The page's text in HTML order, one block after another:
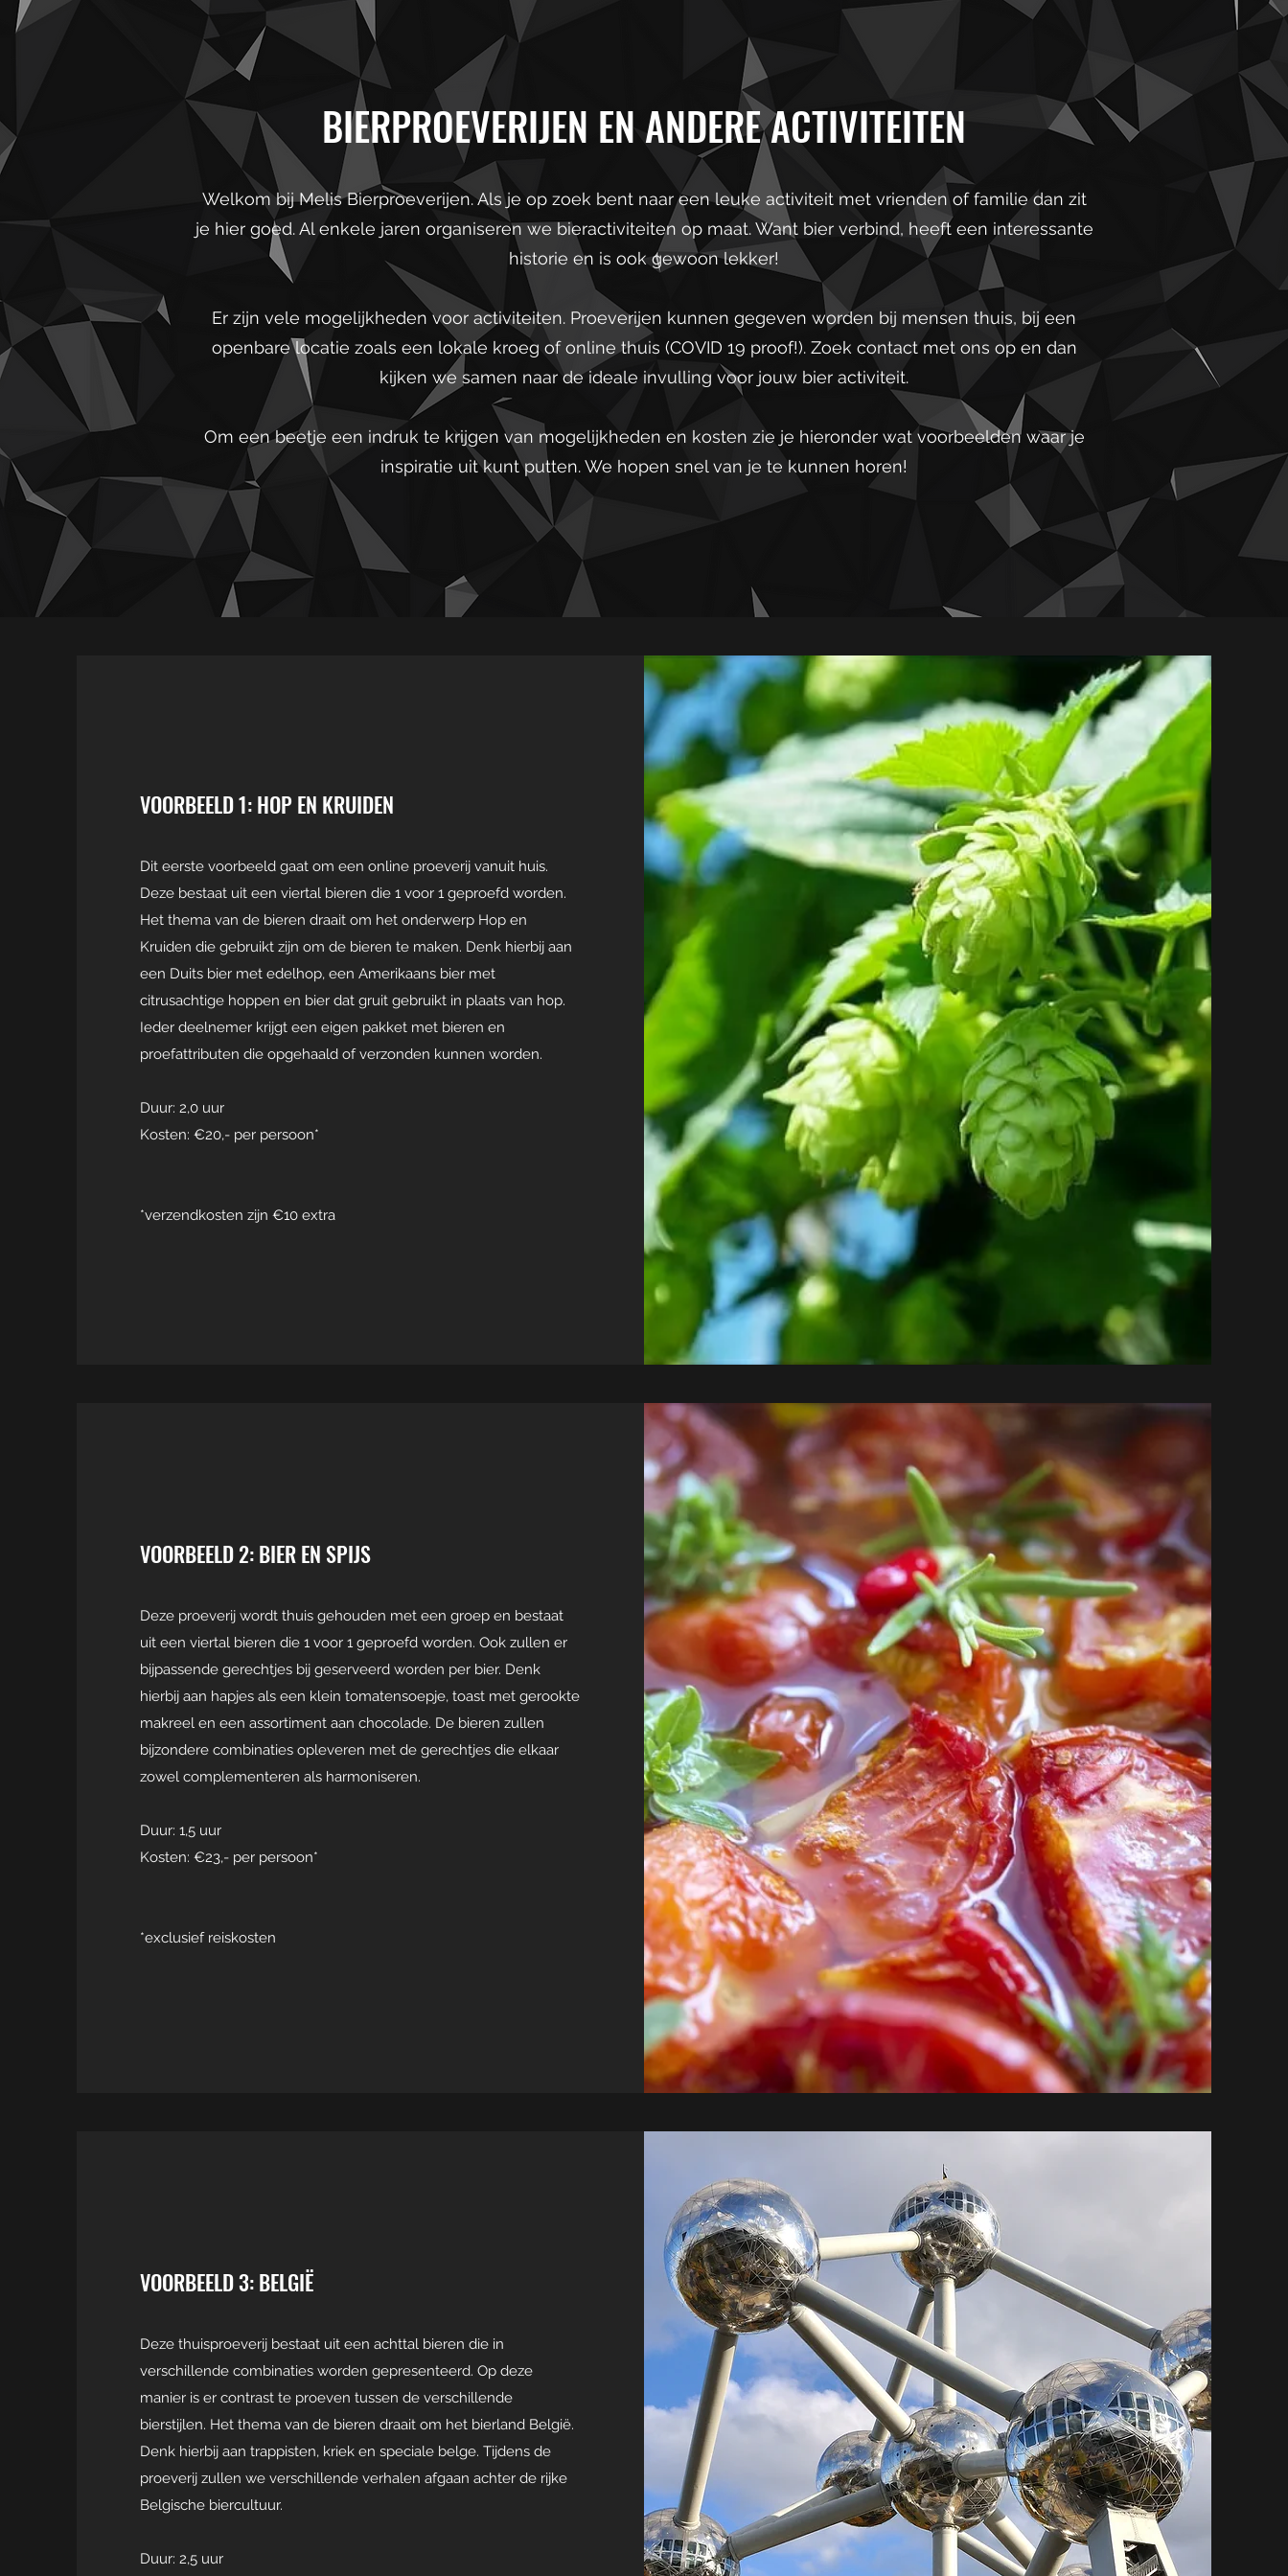
BIERPROEVERIJEN EN ANDERE ACTIVITEITEN
Welkom bij Melis Bierproeverijen. Als je op zoek bent naar een leuke activiteit met vrienden of familie dan zit
je hier goed. Al enkele jaren organiseren we bieractiviteiten op maat. Want bier verbind, heeft een interessante
historie en is ook gewoon lekker!
Er zijn vele mogelijkheden voor activiteiten. Proeverijen kunnen gegeven worden bij mensen thuis, bij een
openbare locatie zoals een lokale kroeg of online thuis (COVID 19 proof!). Zoek contact met ons op en dan
kijken we samen naar de ideale invulling voor jouw bier activiteit.
Om een beetje een indruk te krijgen van mogelijkheden en kosten zie je hieronder wat voorbeelden waar je
inspiratie uit kunt putten. We hopen snel van je te kunnen horen!
VOORBEELD 1: HOP EN KRUIDEN
Dit eerste voorbeeld gaat om een online proeverij vanuit huis.
Deze bestaat uit een viertal bieren die 1 voor 1 geproefd worden.
Het thema van de bieren draait om het onderwerp Hop en
Kruiden die gebruikt zijn om de bieren te maken. Denk hierbij aan
een Duits bier met edelhop, een Amerikaans bier met
citrusachtige hoppen en bier dat gruit gebruikt in plaats van hop.
Ieder deelnemer krijgt een eigen pakket met bieren en
proefattributen die opgehaald of verzonden kunnen worden.
Duur: 2,0 uur
Kosten: €20,- per persoon*
*verzendkosten zijn €10 extra
VOORBEELD 2: BIER EN SPIJS
Deze proeverij wordt thuis gehouden met een groep en bestaat
uit een viertal bieren die 1 voor 1 geproefd worden. Ook zullen er
bijpassende gerechtjes bij geserveerd worden per bier. Denk
hierbij aan hapjes als een klein tomatensoepje, toast met gerookte
makreel en een assortiment aan chocolade. De bieren zullen
bijzondere combinaties opleveren met de gerechtjes die elkaar
zowel complementeren als harmoniseren.
Duur: 1,5 uur
Kosten: €23,- per persoon*
*exclusief reiskosten
VOORBEELD 3: BELGIË
Deze thuisproeverij bestaat uit een achttal bieren die in
verschillende combinaties worden gepresenteerd. Op deze
manier is er contrast te proeven tussen de verschillende
bierstijlen. Het thema van de bieren draait om het bierland België.
Denk hierbij aan trappisten, kriek en speciale belge. Tijdens de
proeverij zullen we verschillende verhalen afgaan achter de rijke
Belgische biercultuur.
Duur: 2,5 uur